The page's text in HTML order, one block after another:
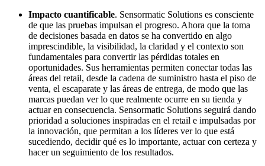
Impacto cuantificable. Sensormatic Solutions es consciente
de que las pruebas impulsan el progreso. Ahora que la toma
de decisiones basada en datos se ha convertido en algo
imprescindible, la visibilidad, la claridad y el contexto son
fundamentales para convertir las pérdidas totales en
oportunidades. Sus herramientas permiten conectar todas las
áreas del retail, desde la cadena de suministro hasta el piso de
venta, el escaparate y las áreas de entrega, de modo que las
marcas puedan ver lo que realmente ocurre en su tienda y
actuar en consecuencia. Sensormatic Solutions seguirá dando
prioridad a soluciones inspiradas en el retail e impulsadas por
la innovación, que permitan a los líderes ver lo que está
sucediendo, decidir qué es lo importante, actuar con certeza y
hacer un seguimiento de los resultados.